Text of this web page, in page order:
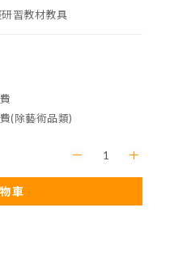
習教材教具
(除藝術品類)
車